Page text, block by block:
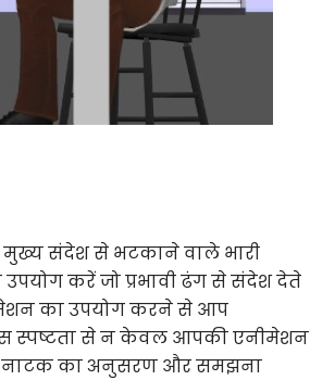
मुख्य संदेश से भटकाने वाले भारी
करें जो प्रभावी ढंग से संदेश देते
का उपयोग करने से आप
स्पष्टता से न केवल आपकी एनीमेशन
नाटक का अनुसरण और समझना